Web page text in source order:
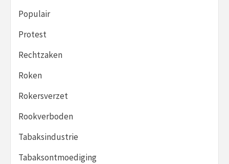
Populair
Protest
Rechtzaken
Roken
Rokersverzet
Rookverboden
Tabaksindustrie
Tabaksontmoediging